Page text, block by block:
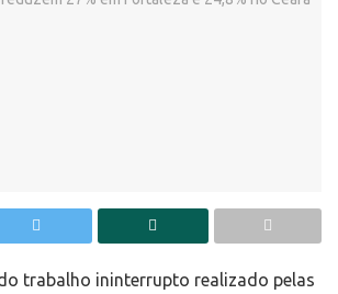
trabalho ininterrupto realizado pelas